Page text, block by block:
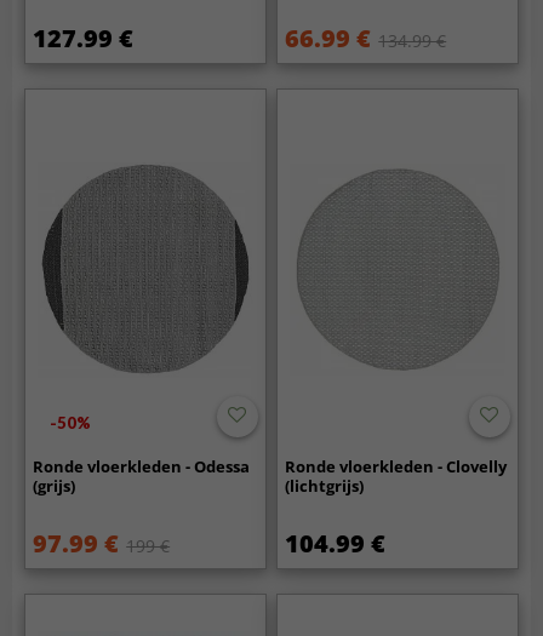
127.99 € 66.99 € 134.99 €
-50%
Ronde vloerkleden - Odessa
(grijs)
97.99 € 199 €
Ronde vloerkleden - Clovelly
(lichtgrijs)
104.99 €